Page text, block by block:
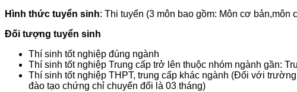
Hình thức tuyển sinh: Thi tuyển (3 môn bao gồm: Môn cơ bản,môn
Đối tượng tuyển sinh
Thí sinh tốt nghiệp đúng ngành
Thí sinh tốt nghiệp Trung cấp trở lên thuộc nhóm ngành gần:
Thí sinh tốt nghiệp THPT, trung cấp khác ngành (Đối với
đào tạo chứng chỉ chuyển đổi là 03 tháng)